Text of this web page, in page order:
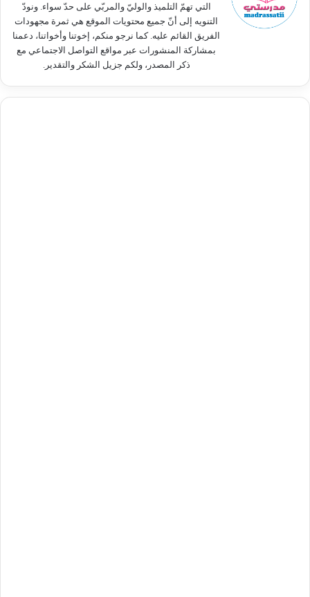
التي تهمّ التلميذ والوليّ والمربّي على حدّ سواء. ونودّ
التنويه إلى أنّ جميع محتويات الموقع هي ثمرة مجهودات
الفريق القائم عليه. كما نرجو منكم، إخوتنا وأخواتنا، دعمنا
بمشاركة المنشورات عبر مواقع التواصل الاجتماعي مع
ذكر المصدر، ولكم جزيل الشكر والتقدير.